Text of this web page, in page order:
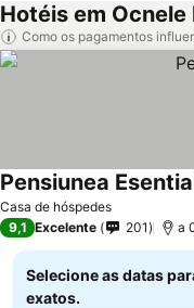
Hotéis em Ocnele
Como os pagamentos
Casa de hóspedes
Pensiunea
9,1 Excelente 201 a
Selecione as datas
exatos.